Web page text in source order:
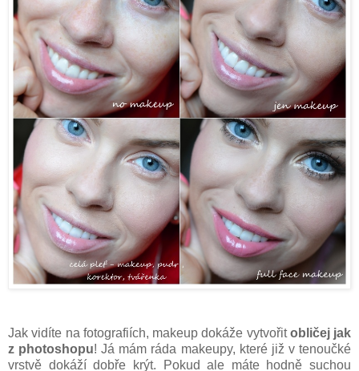
Jak vidíte na fotografiích, makeup dokáže vytvořitobličej jak
z photoshopu! Já mám ráda makeupy, které již v tenoučké
vrstvě dokáží dobře krýt. Pokud ale máte hodně suchou